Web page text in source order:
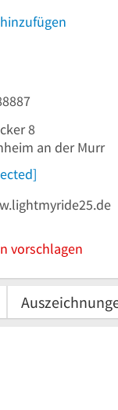
8
an der Murr
vorschlagen